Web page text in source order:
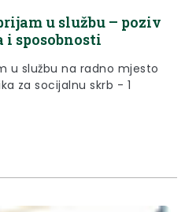
u službu – poziv
i sposobnosti
u službu na radno mjesto
za socijalnu skrb - 1